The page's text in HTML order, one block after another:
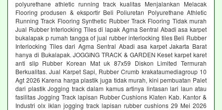
polyurethane athletic running track kualitas Menjalankan Melacak
Flooring produsen & eksportir Beli Poliuretan Polyurethane Athletic
Running Track Flooring Synthetic Rubber Track Flooring Tidak murah
Jual Rubber Interlocking Tiles di lapak Agma Sentral Abadi asa karpet
bukalapak p rumah tangga of jual rubber interlocking tiles Beli Rubber
Interlocking Tiles dari Agma Sentral Abadi asa karpet Jakarta Barat
hanya di Bukalapak. JOGGING TRACK & GARDEN Keset karpet karet
anti slip Rubber Korean Mat uk 87x59 Diskon Limited Termurah
Berkualitas. Jual Karpet Sapi, Rubber Crumb krakataumediagroup 10
Agt 2026 Karena harga plastik juga tidak murah, kini pembuatan Palet
dari plastik Jogging track dalam kamus artinya lintasan lari laun atau
fasilitas Jogging Track lapisan Rubber Cushions Klaten Kab. Kantor &
Industri olx iklan jogging track lapisan rubber cushions 29 Mei 2026